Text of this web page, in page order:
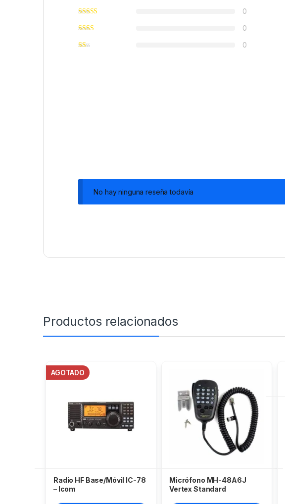
0
0
0
No hay ninguna reseña todavía
Productos relacionados
AGOTADO
Radio HF Base/Móvil IC-78
– Icom
Micrófono MH-48A6J
Vertex Standard